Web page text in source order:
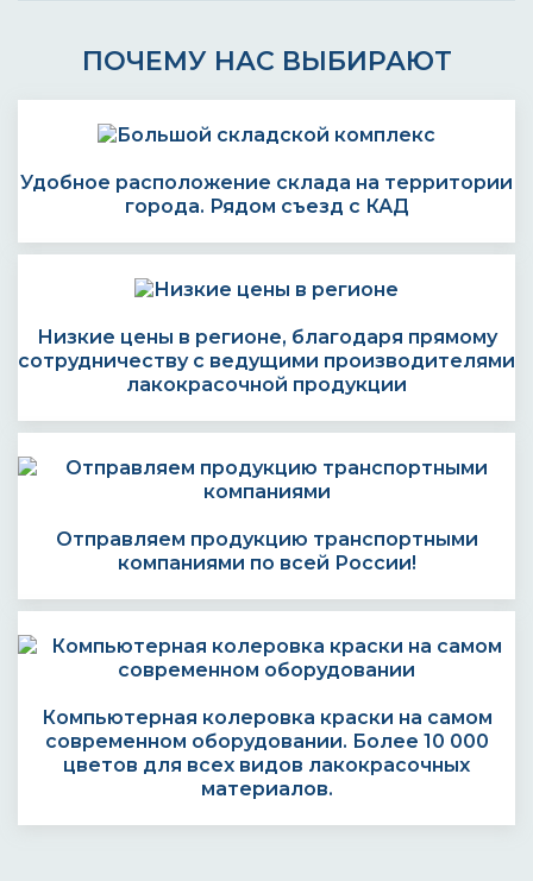
ПОЧЕМУ НАС ВЫБИРАЮТ
Удобное расположение склада на территории
города. Рядом съезд с КАД
Низкие цены в регионе, благодаря прямому
сотрудничеству с ведущими производителями
лакокрасочной продукции
Отправляем продукцию транспортными
компаниями по всей России!
Компьютерная колеровка краски на самом
современном оборудовании. Более 10 000
цветов для всех видов лакокрасочных
материалов.